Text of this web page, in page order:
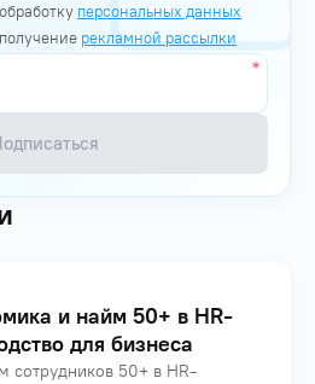
персональных данных
рекламной рассылки
и найм 50+ в HR-
для бизнеса
сотрудников 50+ в HR-